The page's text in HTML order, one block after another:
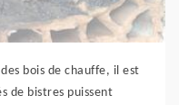
bois de chauffe, il est
de bistres puissent